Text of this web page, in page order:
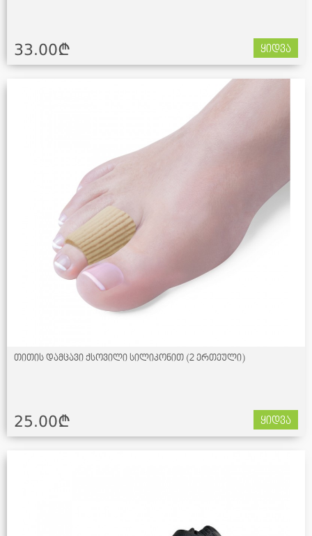
33.00¢ ყიდვა
თითის დამცავი ქსოვილი სილიკონით (2 ერთეული)
25.00¢ ყიდვა